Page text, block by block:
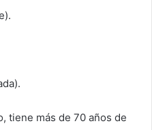
más de 70 años de